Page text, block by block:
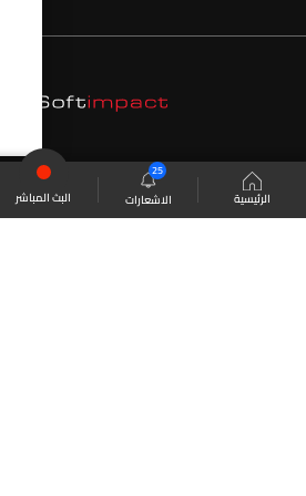
الرئيسية الاشعارات
25
البث المباشر
موقع البرامج الجدول